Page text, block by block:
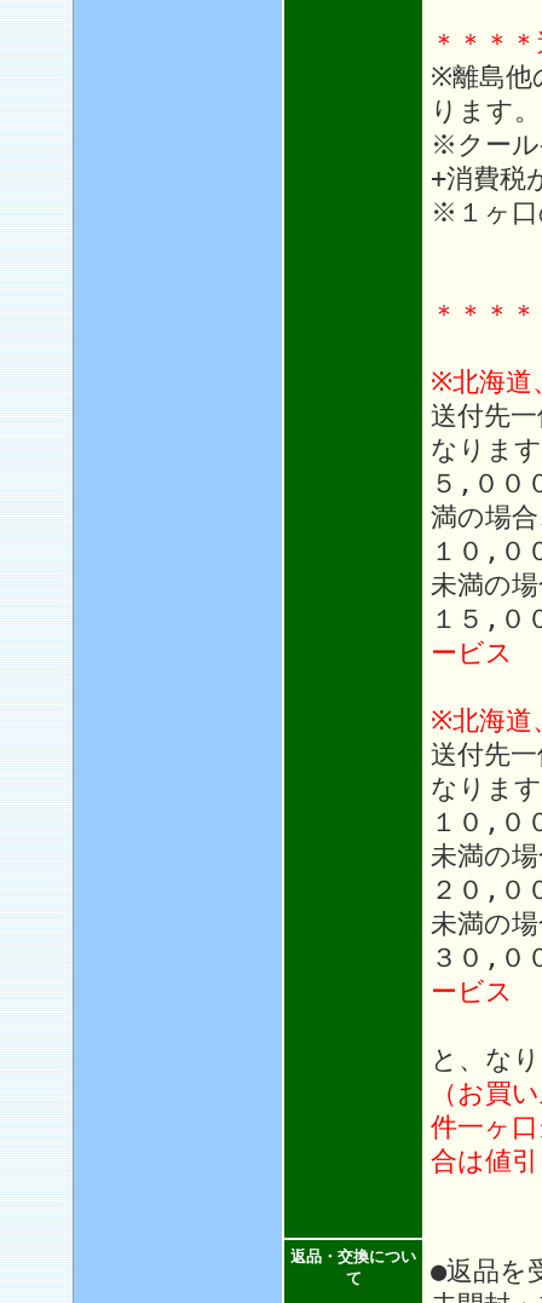
＊＊＊
※離島他
ります。
※クール
+消費税
※１ヶ口
＊＊＊
※北海道
送付先
なりま
５,００
満の場
１０,０
未満の
１５,０
ービス
※北海道
送付先
なりま
１０,０
未満の
２０,０
未満の
３０,０
ービス
と、な
（お買
件一ヶ
合は値
返品・交換につい
て
●返品を